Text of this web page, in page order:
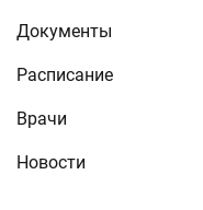
Документы
Расписание
Врачи
Новости